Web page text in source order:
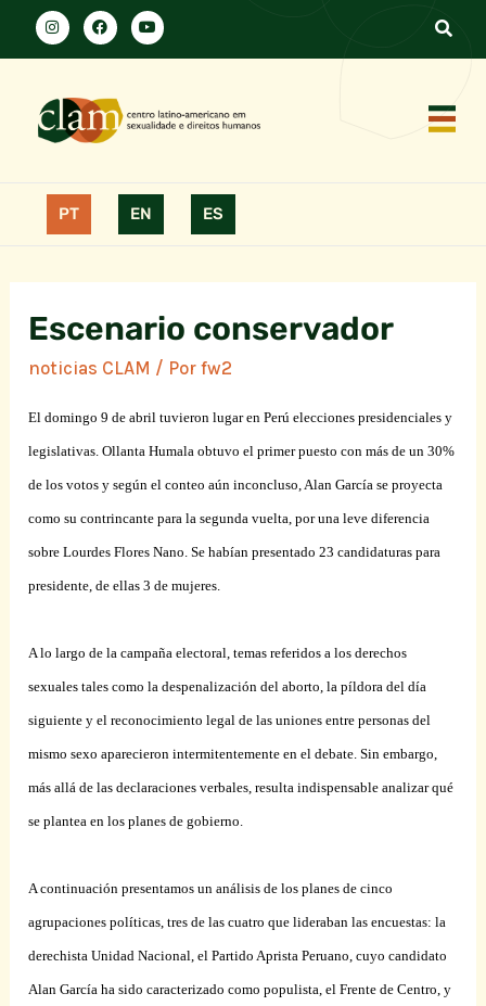
PT EN ES
Escenario conservador
noticias CLAM / Porfw2
El domingo 9 de abril tuvieron lugar en Perú elecciones presidenciales y
legislativas. Ollanta Humala obtuvo el primer puesto con más de un 30%
de los votos y según el conteo aún inconcluso, Alan García se proyecta
como su contrincante para la segunda vuelta, por una leve diferencia
sobre Lourdes Flores Nano. Se habían presentado 23 candidaturas para
presidente, de ellas 3 de mujeres.
A lo largo de la campaña electoral, temas referidos a los derechos
sexuales tales como la despenalización del aborto, la píldora del día
siguiente y el reconocimiento legal de las uniones entre personas del
mismo sexo aparecieron intermitentemente en el debate. Sin embargo,
más allá de las declaraciones verbales, resulta indispensable analizar qué
se plantea en los planes de gobierno.
A continuación presentamos un análisis de los planes de cinco
agrupaciones políticas, tres de las cuatro que lideraban las encuestas: la
derechista Unidad Nacional, el Partido Aprista Peruano, cuyo candidato
Alan García ha sido caracterizado como populista, el Frente de Centro, y